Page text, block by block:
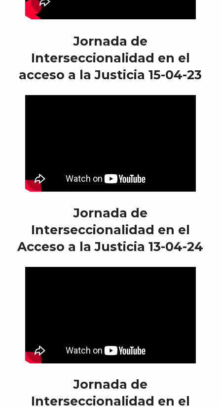
Jornada de
Interseccionalidad en el
acceso a la Justicia 15-04-23
Jornada de
Interseccionalidad en el
Acceso a la Justicia 13-04-24
Jornada de
Interseccionalidad en el